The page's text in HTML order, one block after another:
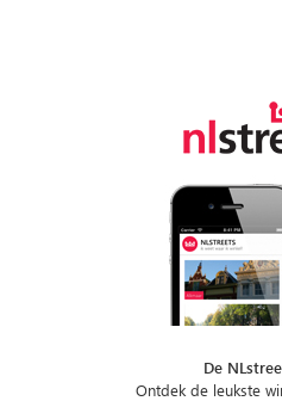
De
Ontdek de leukste